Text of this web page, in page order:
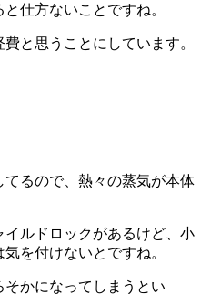
仕方ないことですね。
と思うことにしています。
るので、熱々の蒸気が本体
ルドロックがあるけど、小
を付けないとですね。
かになってしまうとい